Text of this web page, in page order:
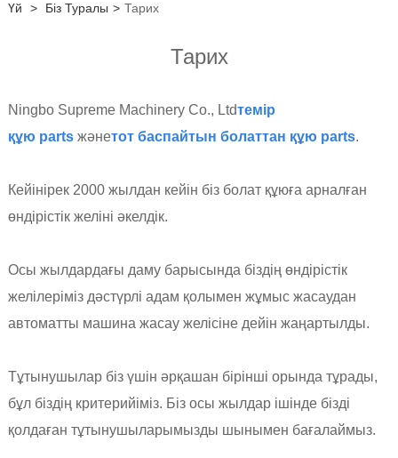
Үй > Біз Туралы > Тарих
Тарих
Ningbo Supreme Machinery Co., Ltdтемір
құю parts жәнетот баспайтын болаттан құю parts.
Кейінірек 2000 жылдан кейін біз болат құюға арналған
өндірістік желіні әкелдік.
Осы жылдардағы даму барысында біздің өндірістік
желілеріміз дәстүрлі адам қолымен жұмыс жасаудан
автоматты машина жасау желісіне дейін жаңартылды.
Тұтынушылар біз үшін әрқашан бірінші орында тұрады,
бұл біздің критерийіміз. Біз осы жылдар ішінде бізді
қолдаған тұтынушыларымызды шынымен бағалаймыз.